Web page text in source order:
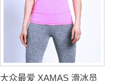
大众最爱 XAMAS 滑冰员